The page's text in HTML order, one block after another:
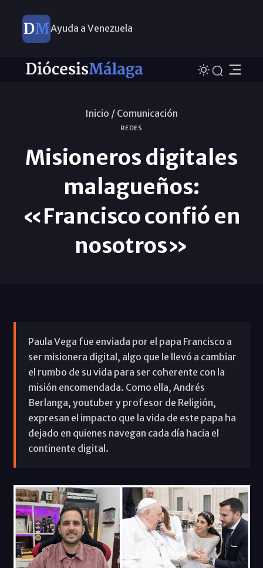
Ayuda a Venezuela
Inicio / Comunicación
REDES
Misioneros digitales
malagueños:
«Francisco confió en
nosotros»
Paula Vega fue enviada por el papa Francisco a
ser misionera digital, algo que le llevó a cambiar
el rumbo de su vida para ser coherente con la
misión encomendada. Como ella, Andrés
Berlanga, youtuber y profesor de Religión,
expresan el impacto que la vida de este papa ha
dejado en quienes navegan cada día hacia el
continente digital.